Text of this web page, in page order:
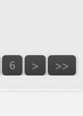
6 > >>